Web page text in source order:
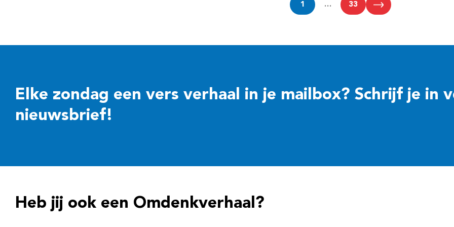
1 … 33
Elke zondag een vers verhaal in je mailbox? Schrijf je in
nieuwsbrief!
Heb jij ook een Omdenkverhaal?